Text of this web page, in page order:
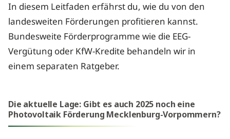
In diesem Leitfaden erfährst du, wie du von den
landesweiten Förderungen profitieren kannst.
Bundesweite Förderprogramme wie die EEG-
Vergütung oder KfW-Kredite behandeln wir in
einem separaten Ratgeber.
Die aktuelle Lage: Gibt es auch 2025 noch eine
Photovoltaik Förderung Mecklenburg-Vorpommern?